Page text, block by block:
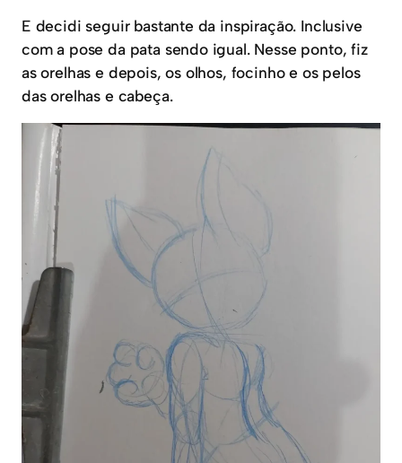
E decidi seguir bastante da inspiração. Inclusive
com a pose da pata sendo igual. Nesse ponto, fiz
as orelhas e depois, os olhos, focinho e os pelos
das orelhas e cabeça.